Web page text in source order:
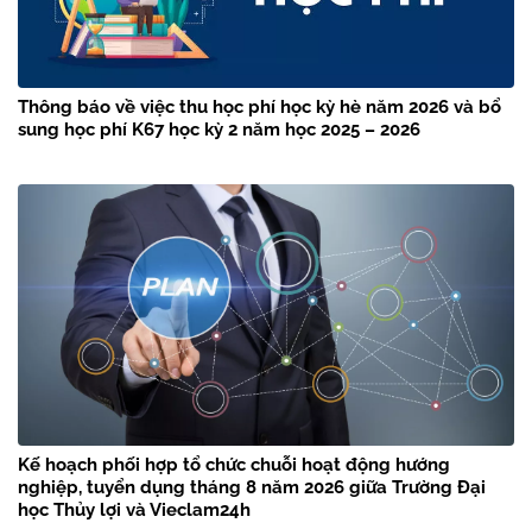
Thông báo về việc thu học phí học kỳ hè năm 2026 và bổ
sung học phí K67 học kỳ 2 năm học 2025 – 2026
Kế hoạch phối hợp tổ chức chuỗi hoạt động hướng
nghiệp, tuyển dụng tháng 8 năm 2026 giữa Trường Đại
học Thủy lợi và Vieclam24h